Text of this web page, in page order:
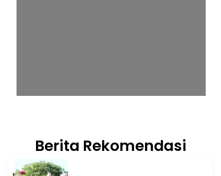
Berita Rekomendasi